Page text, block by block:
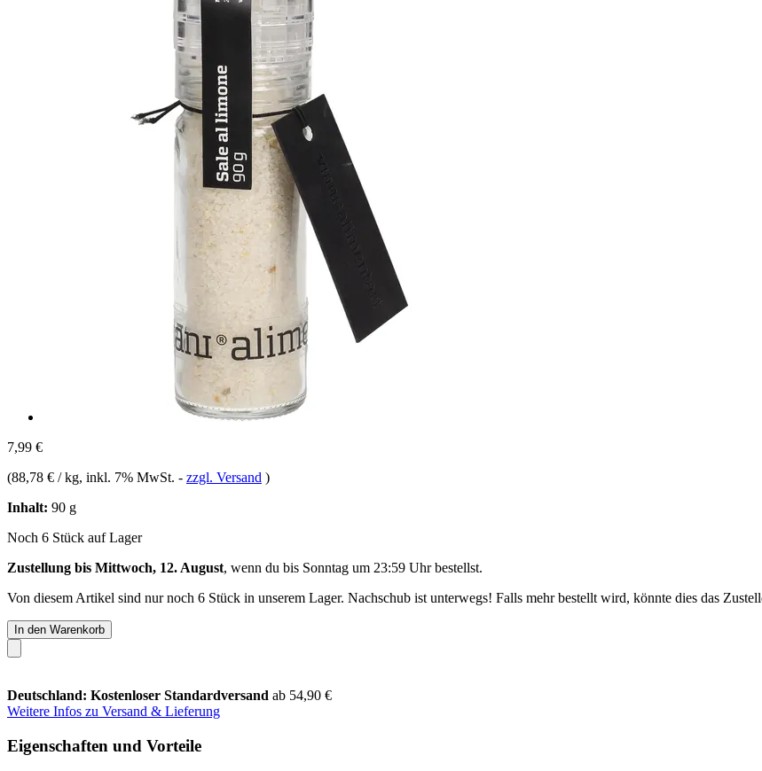
7,99 €
(88,78 € / kg, inkl. 7% MwSt. - zzgl. Versand )
Inhalt: 90 g
Noch 6 Stück auf Lager
Zustellung bis Mittwoch, 12. August, wenn du bis Sonntag um 23:59 Uhrbestellst.
Von diesem Artikel sind nur noch 6 Stück in unserem Lager. Nachschub ist unterwegs! Falls mehr bestellt wird, könnte dies das
In den Warenkorb
Deutschland: Kostenloser Standardversand ab 54,90 €
Weitere Infos zu Versand & Lieferung
Eigenschaften und Vorteile